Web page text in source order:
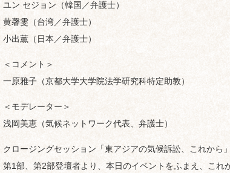
ユン セジョン（韓国／弁護士）
黄馨雯（台湾／弁護士）
小出薫（日本／弁護士）
＜コメント＞
一原雅子（京都大学大学院法学研究科特定助教）
＜モデレーター＞
浅岡美恵（気候ネットワーク代表、弁護士）
クロージングセッション「東アジアの気候訴訟、これから」
第1部、第2部登壇者より、本日のイベントをふまえ、これ